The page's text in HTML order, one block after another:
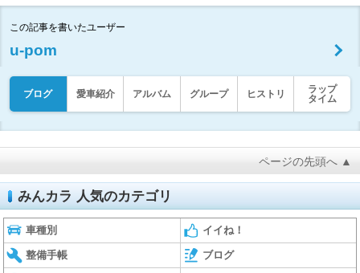
この記事を書いたユーザー
u-pom
ブログ 愛車紹介 アルバム グループ ヒストリ
ラップ
タイム
ページの先頭へ ▲
みんカラ 人気のカテゴリ
車種別 イイね！
整備手帳 ブログ